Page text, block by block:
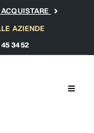
AZIENDE
34 52